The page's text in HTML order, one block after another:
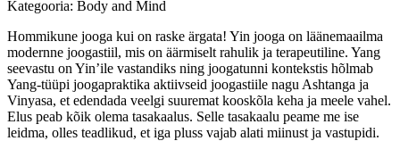
Kategooria: Body and Mind
Hommikune jooga kui on raske ärgata! Yin jooga on läänemaailma
modernne joogastiil, mis on äärmiselt rahulik ja terapeutiline. Yang
seevastu on Yin’ile vastandiks ning joogatunni kontekstis hõlmab
Yang-tüüpi joogapraktika aktiivseid joogastiile nagu Ashtanga ja
Vinyasa, et edendada veelgi suuremat kooskõla keha ja meele vahel.
Elus peab kõik olema tasakaalus. Selle tasakaalu peame me ise
leidma, olles teadlikud, et iga pluss vajab alati miinust ja vastupidi.